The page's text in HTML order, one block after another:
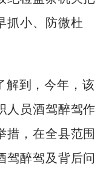
抓小、防微杜
解到，今年，该
人员酒驾醉驾作
措，在全县范围
驾醉驾及背后问